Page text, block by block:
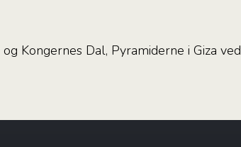
Kongernes Dal, Pyramiderne i Giza ved